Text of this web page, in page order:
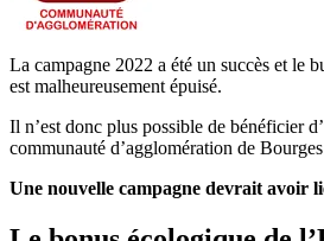
La campagne 2022 a été un succès et le
est malheureusement épuisé.
Il n’est donc plus possible de bénéficier
communauté d’agglomération de Bourges
Une nouvelle campagne devrait avoir